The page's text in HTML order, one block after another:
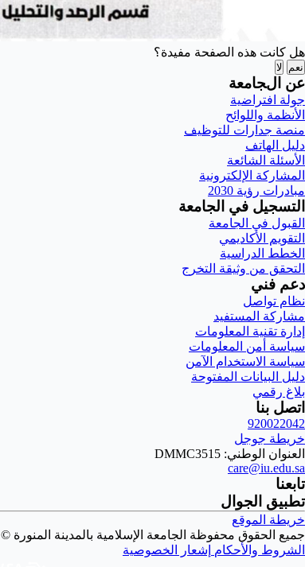
هل كانت هذه الصفحة مفيدة؟
نعم لا
عن الجامعة
جولة افتراضية
الأنظمة واللوائح
منصة جدارات للتوظيف
دليل الهاتف
الأسئلة الشائعة
المشاركة الإلكترونية
مبادرات رؤية 2030
التسجيل في الجامعة
القبول في الجامعة
التقويم الأكاديمي
الخطط الدراسية
التحقق من وثيقة التخرج
دعم فني
نظام تواصل
مشاركة المستفيد
إدارة تقنية المعلومات
سياسة أمن المعلومات
سياسة الاستخدام الآمن
دليل البيانات المفتوحة
بلاغ رقمي
اتصل بنا
920022042
خريطة جوجل
العنوان الوطني: DMMC3515
care@iu.edu.sa
تابعنا
تطبيق الجوال
خريطة الموقع
جميع الحقوق محفوظة الجامعة الإسلامية بالمدينة المنورة ©
الشروط والأحكام إشعار الخصوصية